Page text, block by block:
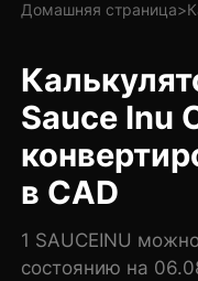
Домашняя страница>
Sauce Inu
в CAD
1 SAUCEINU
состоянию на